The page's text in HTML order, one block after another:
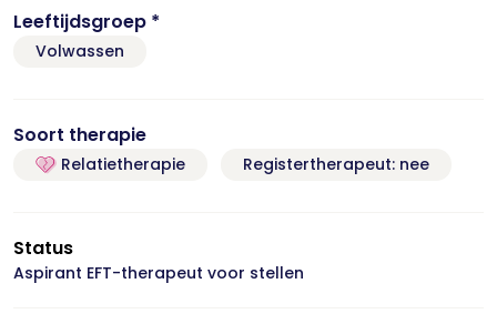
Leeftijdsgroep *
Volwassen
Soort therapie
Relatietherapie Registertherapeut: nee
Status
Aspirant EFT-therapeut voor stellen